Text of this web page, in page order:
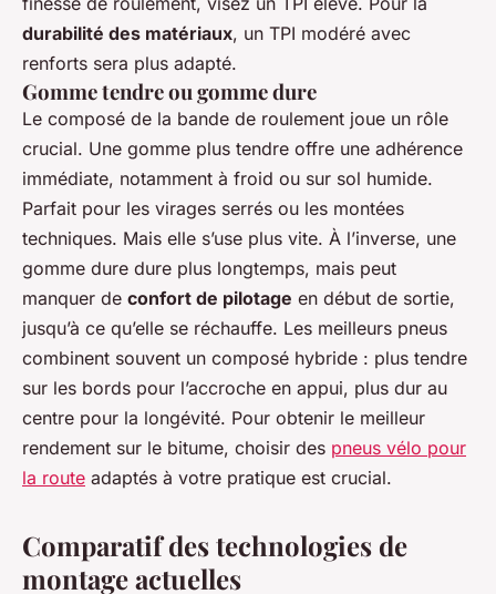
durabilité des matériaux, un TPI modéré avec
renforts sera plus adapté.
Gomme tendre ou gomme dure
Le composé de la bande de roulement joue un rôle
crucial. Une gomme plus tendre offre une adhérence
immédiate, notamment à froid ou sur sol humide.
Parfait pour les virages serrés ou les montées
techniques. Mais elle s’use plus vite. À l’inverse, une
gomme dure dure plus longtemps, mais peut
manquer de confort de pilotage en début de sortie,
jusqu’à ce qu’elle se réchauffe. Les meilleurs pneus
combinent souvent un composé hybride : plus tendre
sur les bords pour l’accroche en appui, plus dur au
centre pour la longévité. Pour obtenir le meilleur
rendement sur le bitume, choisir des pneus vélo pour
la route adaptés à votre pratique est crucial.
Comparatif des technologies de
montage actuelles